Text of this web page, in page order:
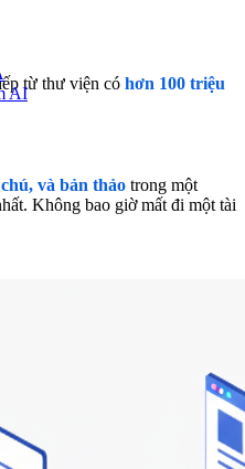
AI
từ thư viện có hơn 100 triệu
và bản thảo trong một
Không bao giờ mất đi một tài